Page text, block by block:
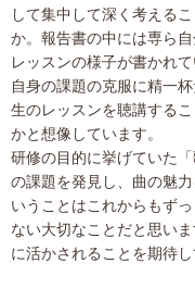
して集中して深く考える
か。報告書の中には専ら
レッスンの様子が書かれ
自身の課題の克服に精一
生のレッスンを聴講する
かと想像しています。
研修の目的に挙げていた
の課題を発見し、曲の魅
いうことはこれからもず
ない大切なことだと思い
に活かされることを期待し